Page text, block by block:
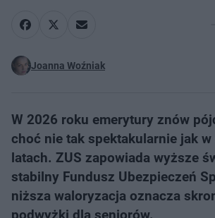
Joanna Woźniak
W 2026 roku emerytury znów
choć nie tak spektakularnie jak
latach. ZUS zapowiada wyższe
stabilny Fundusz Ubezpieczeń
niższa waloryzacja oznacza